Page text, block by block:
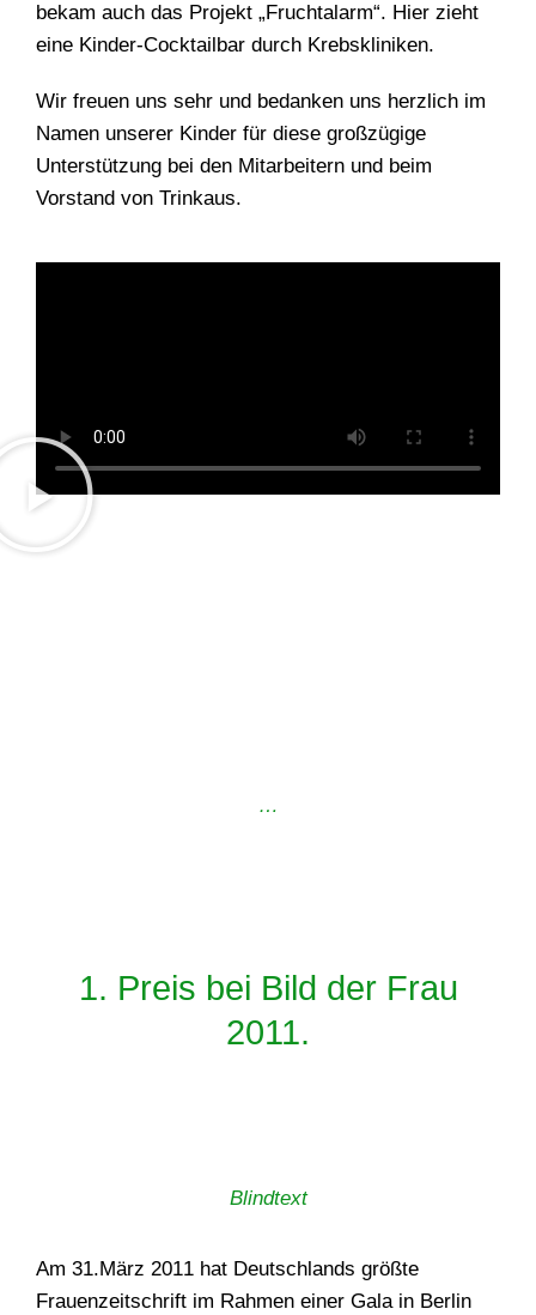
bekam auch das Projekt „Fruchtalarm“. Hier zieht
eine Kinder-Cocktailbar durch Krebskliniken.
Wir freuen uns sehr und bedanken uns herzlich im
Namen unserer Kinder für diese großzügige
Unterstützung bei den Mitarbeitern und beim
Vorstand von Trinkaus.
…
1. Preis bei Bild der Frau
2011.
Blindtext
Am 31.März 2011 hat Deutschlands größte
Frauenzeitschrift im Rahmen einer Gala in Berlin